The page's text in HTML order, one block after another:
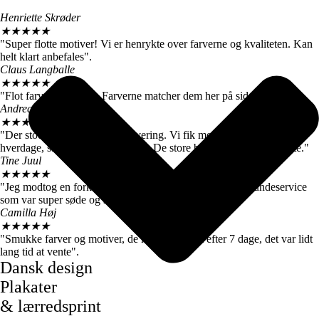
Henriette Skrøder
★★★★★
"Super flotte motiver! Vi er henrykte over farverne og kvaliteten. Kan
helt klart anbefales".
Claus Langballe
★★★★★
"Flot farvegengivelse. Farverne matcher dem her på siden".
Andreas W. Nielsen
★★★
"Der stod 4-6 hverdage ved levering. Vi fik motiverne efter 3
hverdage, så vi er meget tilfredse. De store billeder er virkelig flotte."
Tine Juul
★★★★★
"Jeg modtog en forkert plakat. Men fik hurtigt talt med kundeservice
som var super søde og sendte mig straks den rigtige".
Camilla Høj
★★★★★
"Smukke farver og motiver, de kom dog først efter 7 dage, det var lidt
lang tid at vente".
Dansk design
Plakater
& lærredsprint